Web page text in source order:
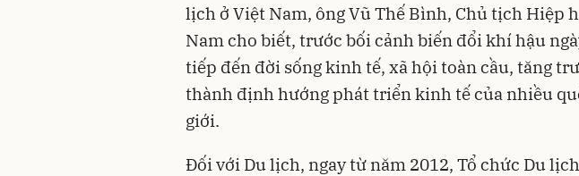
lịch ở Việt Nam, ông Vũ Thế Bình, Chủ tịch Hiệp
Nam cho biết, trước bối cảnh biến đổi khí hậu
tiếp đến đời sống kinh tế, xã hội toàn cầu, tăng
thành định hướng phát triển kinh tế của nhiều
giới.
Đối với Du lịch, ngay từ năm 2012, Tổ chức Du